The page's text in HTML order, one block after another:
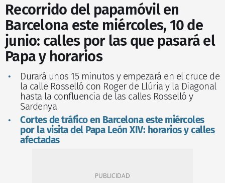
Recorrido del papamóvil en
Barcelona este miércoles, 10 de
junio: calles por las que pasará el
Papa y horarios
Durará unos 15 minutos y empezará en el cruce de
la calle Rosselló con Roger de Llúria y la Diagonal
hasta la confluencia de las calles Rosselló y
Sardenya
Cortes de tráfico en Barcelona este miércoles
por la visita del Papa León XIV: horarios y calles
afectadas